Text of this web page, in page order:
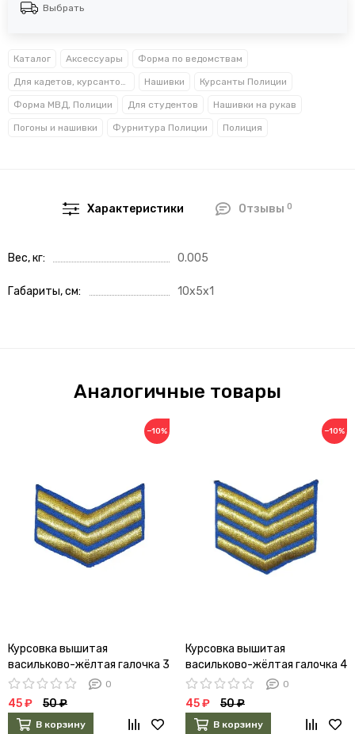
Выбрать
Каталог Аксессуары Форма по ведомствам
Для кадетов, курсантов, студентов Нашивки Курсанты Полиции
Форма МВД, Полиции Для студентов Нашивки на рукав
Погоны и нашивки Фурнитура Полиции Полиция
Характеристики Отзывы 0
Вес, кг 0.005
Габариты, см 10x5x1
Аналогичные товары
−10%
Курсовка вышитая
васильково-жёлтая галочка 3
курс
0
45 ₽ 50 ₽
В корзину
−10%
Курсовка вышитая
васильково-жёлтая галочка 4
курс
0
45 ₽ 50 ₽
В корзину